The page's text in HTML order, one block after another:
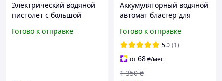
Электрический водяной
пистолет с большой
стрельбы синий
Готово к отправке
Аккумуляторный водяной
автомат бластер для
водный пистолет для
игры с высокой
мощностью
струи,голубой
Готово к отправке
5.0 (1)
от68₴/мес
1 350 ₴